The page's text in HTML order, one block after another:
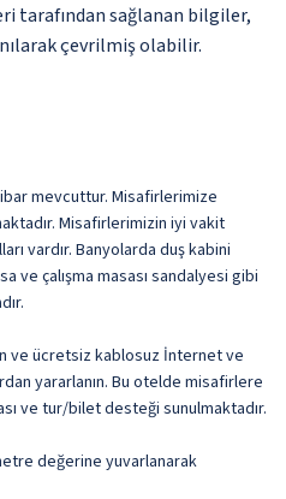
tarafından sağlanan bilgiler,
çevrilmiş olabilir.
mevcuttur. Misafirlerimize
Misafirlerimizin iyi vakit
vardır. Banyolarda duş kabini
ve çalışma masası sandalyesi gibi
ve ücretsiz kablosuz İnternet ve
yararlanın. Bu otelde misafirlere
ve tur/bilet desteği sunulmaktadır.
değerine yuvarlanarak